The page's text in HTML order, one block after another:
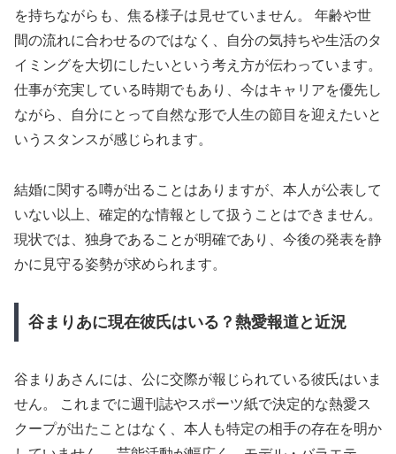
を持ちながらも、焦る様子は見せていません。 年齢や世
間の流れに合わせるのではなく、自分の気持ちや生活のタ
イミングを大切にしたいという考え方が伝わっています。
仕事が充実している時期でもあり、今はキャリアを優先し
ながら、自分にとって自然な形で人生の節目を迎えたいと
いうスタンスが感じられます。
結婚に関する噂が出ることはありますが、本人が公表して
いない以上、確定的な情報として扱うことはできません。
現状では、独身であることが明確であり、今後の発表を静
かに見守る姿勢が求められます。
谷まりあに現在彼氏はいる？熱愛報道と近況
谷まりあさんには、公に交際が報じられている彼氏はいま
せん。 これまでに週刊誌やスポーツ紙で決定的な熱愛ス
クープが出たことはなく、本人も特定の相手の存在を明か